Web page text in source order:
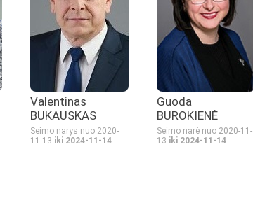
Valentinas
BUKAUSKAS
Seimo narys nuo 2020-
11-13 iki 2024-11-14
Guoda
BUROKIENĖ
Seimo narė nuo 2020-11-
13 iki 2024-11-14